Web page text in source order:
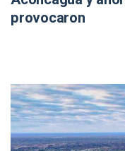
provocaron